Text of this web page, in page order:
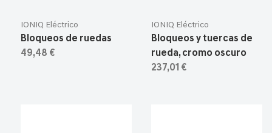
IONIQ Eléctrico
Bloqueos de ruedas
49,48 €
IONIQ Eléctrico
Bloqueos y tuercas de
rueda, cromo oscuro
237,01 €